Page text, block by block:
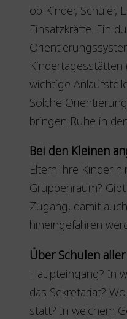
ob Kinder, Schüler,
Einsatzkräfte. Ein
Kindertagesstätten
wichtige
Solche
bringen Ruhe in
Bei den Kleinen
Eltern ihre Kinder
Gruppenraum?
Zugang, damit
hineingefahren
Über Schulen
Haupteingang? In
das Sekretariat?
statt? In welchem